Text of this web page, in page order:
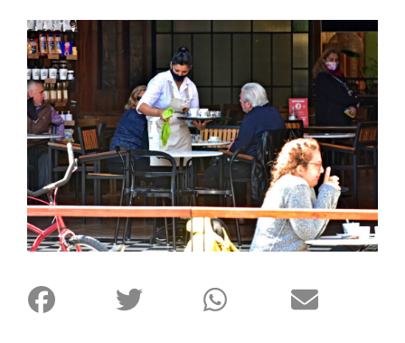
Arte
y
Espectáculos
Policiales
Cartelera
Fotos
de
Familia
Fúnebres